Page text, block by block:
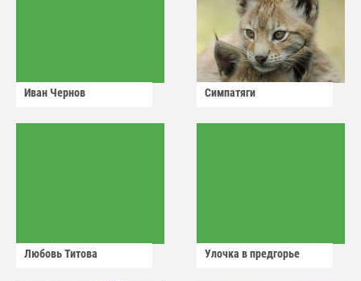
Иван Чернов Симпатяги
Любовь Титова Улочка в предгорье